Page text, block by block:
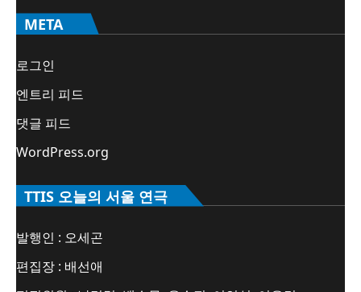
META
로그인
엔트리 피드
댓글 피드
WordPress.org
TTIS 오늘의 서울 연극
발행인 : 오세곤
편집장 : 배선애